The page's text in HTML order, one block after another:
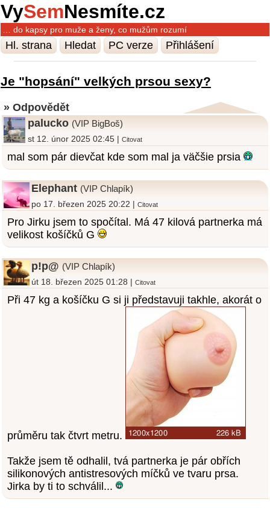
VySemNesmíte.cz
… do kapsy pro muže a ženy, co mužům rozumí
Hl. strana Hledat PC verze Přihlášení
Je "hopsání" velkých prsou sexy?
» Odpovědět
palucko (VIP BigBoš)
st 12. únor 2025 02:45 | Citovat
mal som pár dievčat kde som mal ja väčšie prsia
Elephant (VIP Chlapík)
po 17. březen 2025 20:22 |Citovat
Pro Jirku jsem to spočítal. Má 47 kilová partnerka má
velikost košíčků G
p!p@ (VIP Chlapík)
út 18. březen 2025 01:28 |Citovat
Při 47 kg a košíčku G si ji představuji takhle, akorát o
průměru tak čtvrt metru.
Takže jsem tě odhalil, tvá partnerka je pár obřích
silikonových antistresových míčků ve tvaru prsa.
Jirka by ti to schválil...